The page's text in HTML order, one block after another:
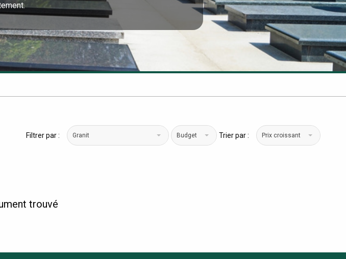
Filtrer par : Granit Budget Trier par : Prix croissant
trouvé